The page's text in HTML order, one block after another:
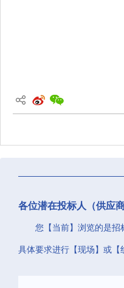
各位潜在投标人（供应
您【当前】浏览的是招
具体要求进行【现场】或【